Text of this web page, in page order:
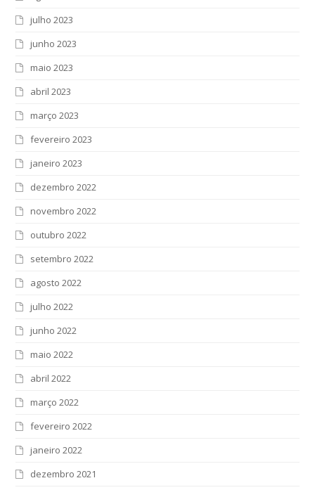
julho 2023
junho 2023
maio 2023
abril 2023
março 2023
fevereiro 2023
janeiro 2023
dezembro 2022
novembro 2022
outubro 2022
setembro 2022
agosto 2022
julho 2022
junho 2022
maio 2022
abril 2022
março 2022
fevereiro 2022
janeiro 2022
dezembro 2021